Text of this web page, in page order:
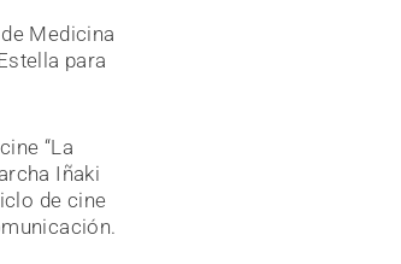
Medicina
para
“La
Iñaki
de cine